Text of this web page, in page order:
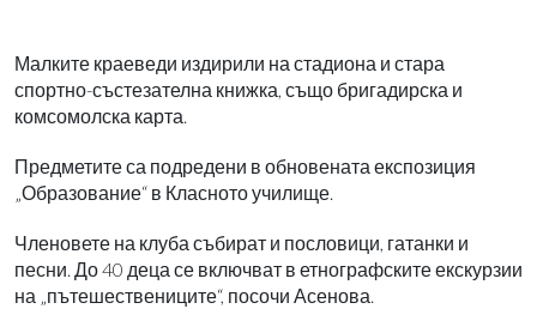
Малките краеведи издирили на стадиона и стара
спортно-състезателна книжка, също бригадирска и
комсомолска карта.
Предметите са подредени в обновената експозиция
„Образование“ в Класното училище.
Членовете на клуба събират и пословици, гатанки и
песни. До 40 деца се включват в етнографските екскурзии
на „пътешествениците“, посочи Асенова.